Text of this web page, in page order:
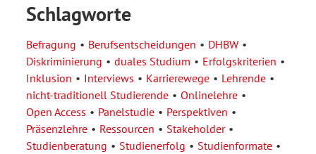
Schlagworte
Befragung Berufsentscheidungen
DHBW
Diskriminierung
duales Studium
Erfolgskriterien
Inklusion
Interviews Karrierewege
Lehrende
nicht-traditionell Studierende
Onlinelehre
Open Access
Panelstudie
Perspektiven
Präsenzlehre
Ressourcen
Stakeholder
Studienberatung
Studienerfolg
Studienformate